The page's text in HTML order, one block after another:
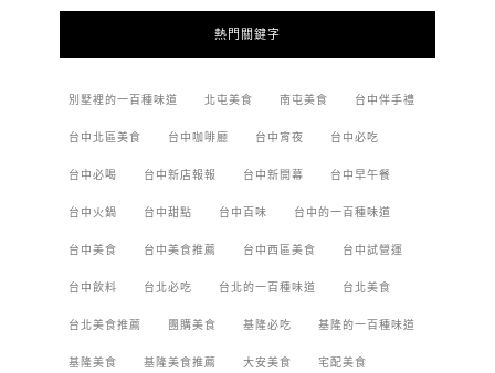
熱門關鍵字
別墅裡的一百種味道 北屯美食 南屯美食 台中伴手禮
台中北區美食 台中咖啡廳 台中宵夜 台中必吃
台中必喝 台中新店報報 台中新開幕 台中早午餐
台中火鍋 台中甜點 台中百味 台中的一百種味道
台中美食 台中美食推薦 台中西區美食 台中試營運
台中飲料 台北必吃 台北的一百種味道 台北美食
台北美食推薦 團購美食 基隆必吃 基隆的一百種味道
基隆美食 基隆美食推薦 大安美食 宅配美食